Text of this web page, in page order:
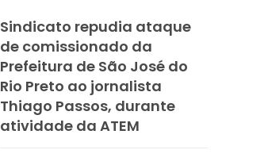
Sindicato repudia ataque
de comissionado da
Prefeitura de São José do
Rio Preto ao jornalista
Thiago Passos, durante
atividade da ATEM